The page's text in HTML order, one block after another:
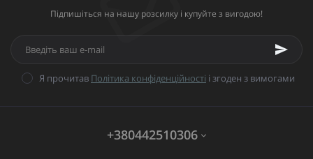
Підпишіться на нашу розсилку і купуйте з вигодою!
Я прочитав Політика конфіденційності і згоден з вимогами
+380442510306